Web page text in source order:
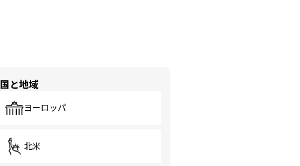
国と地域
ヨーロッパ
北米